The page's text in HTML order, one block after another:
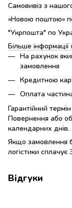
Самовивіз з
«Новою поштою»
"Укрпошта" по
Більше
На рахунок
замовлення
Кредитною
Оплата
Гарантійний
Повернення або
календарних днів.
Якщо замовлення
логістики сплачує
Відгуки